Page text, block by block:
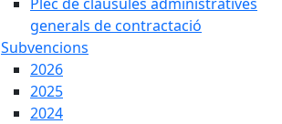
generals de contractació
Subvencions
2026
2025
2024